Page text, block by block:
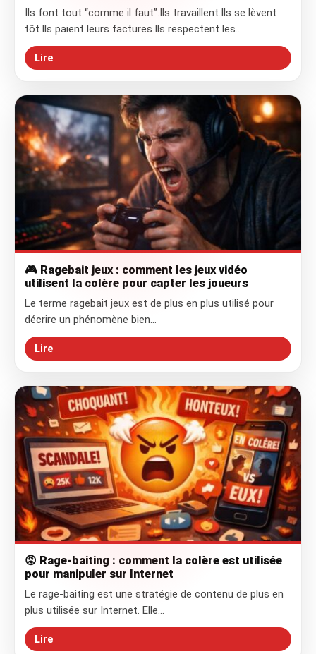
Ils font tout “comme il faut”.Ils travaillent.Ils se lèvent
tôt.Ils paient leurs factures.Ils respectent les…
Lire
🎮 Ragebait jeux : comment les jeux vidéo
utilisent la colère pour capter les joueurs
Le terme ragebait jeux est de plus en plus utilisé pour
décrire un phénomène bien…
Lire
😡 Rage-baiting : comment la colère est utilisée
pour manipuler sur Internet
Le rage-baiting est une stratégie de contenu de plus en
plus utilisée sur Internet. Elle…
Lire